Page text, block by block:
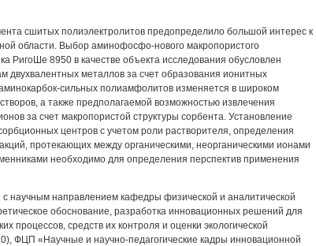
сшитых полиэлектролитов предопределило большой интерес к
области. Выбор аминофосфо-нового макропористого
РигоШе 8950 в качестве объекта исследования обусловлен
двухвалентных металлов за счет образования ионитных
сильных полиамфолитов изменяется в широком
а также предполагаемой возможностью извлечения
за счет макропористой структуры сорбента. Установление
центров с учетом роли растворителя, определения
протекающих между органическими, неорганическими ионами
необходимо для определения перспектив применения
с научным направлением кафедры физической и аналитической
обоснование, разработка инновационных решений для
процессов, средств их контроля и оценки экологической
ФЦП «Научные и научно-педагогические кадры инновационной